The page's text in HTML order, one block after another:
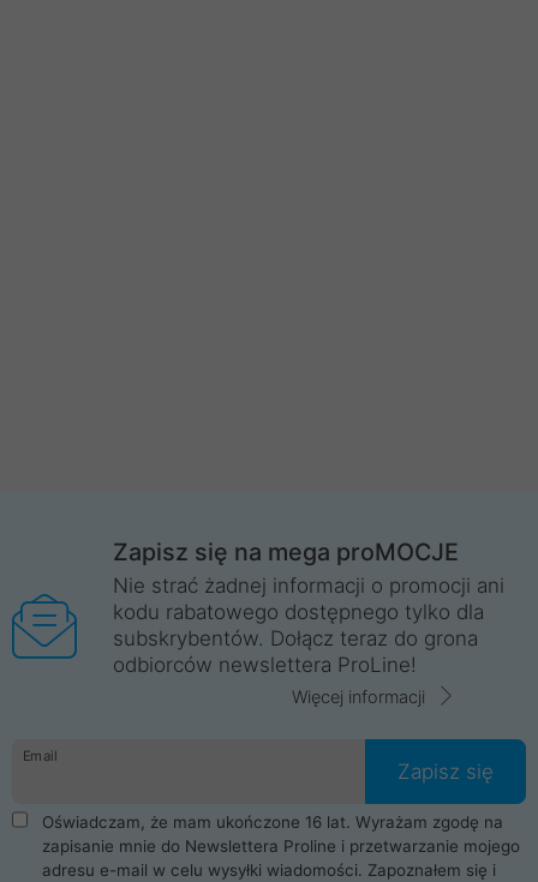
Zapisz się na mega proMOCJE
Nie strać żadnej informacji o promocji ani
kodu rabatowego dostępnego tylko dla
subskrybentów. Dołącz teraz do grona
odbiorców newslettera ProLine!
Więcej informacji
Email
Zapisz się
Oświadczam, że mam ukończone 16 lat. Wyrażam zgodę na
zapisanie mnie do Newslettera Proline i przetwarzanie mojego
adresu e-mail w celu wysyłki wiadomości. Zapoznałem się i